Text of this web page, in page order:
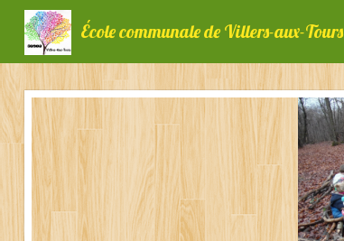
École communale de Villers-aux-Tours